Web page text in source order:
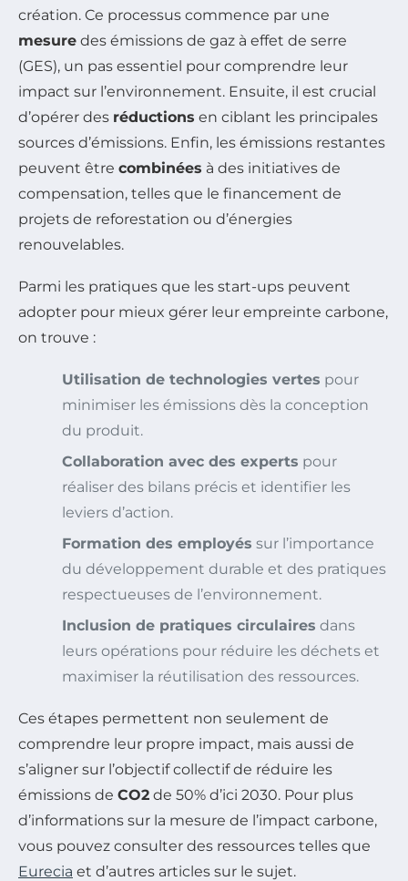
création. Ce processus commence par une
mesure des émissions de gaz à effet de serre
(GES), un pas essentiel pour comprendre leur
impact sur l’environnement. Ensuite, il est crucial
d’opérer des réductions en ciblant les principales
sources d’émissions. Enfin, les émissions restantes
peuvent être combinées à des initiatives de
compensation, telles que le financement de
projets de reforestation ou d’énergies
renouvelables.
Parmi les pratiques que les start-ups peuvent
adopter pour mieux gérer leur empreinte carbone,
on trouve :
Utilisation de technologies vertes pour
minimiser les émissions dès la conception
du produit.
Collaboration avec des experts pour
réaliser des bilans précis et identifier les
leviers d’action.
Formation des employés sur l’importance
du développement durable et des pratiques
respectueuses de l’environnement.
Inclusion de pratiques circulaires dans
leurs opérations pour réduire les déchets et
maximiser la réutilisation des ressources.
Ces étapes permettent non seulement de
comprendre leur propre impact, mais aussi de
s’aligner sur l’objectif collectif de réduire les
émissions de CO2 de 50% d’ici 2030. Pour plus
d’informations sur la mesure de l’impact carbone,
vous pouvez consulter des ressources telles que
Eurecia et d’autres articles sur le sujet.